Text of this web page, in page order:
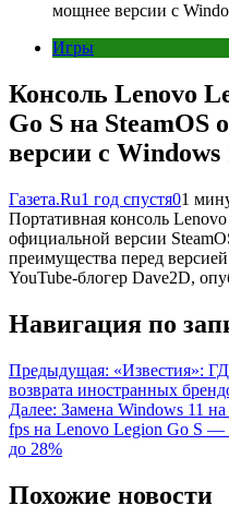
мощнее версии с
Игры
Консоль Lenovo
Go S на SteamOS
версии с Windows
Газета.Ru1 год спустя01
Портативная консоль
официальной версии
преимущества перед
YouTube-блогер Dave2D,
Навигация по
Предыдущая: «Известия»:
возврата иностранных
Далее: Замена Windows 11
fps на Lenovo Legion Go S —
до 28%
Похожие новости